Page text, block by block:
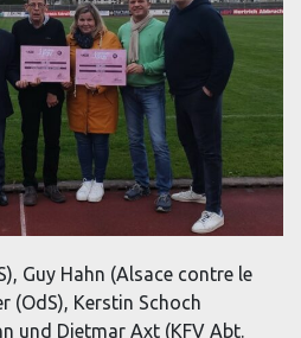
Guy Hahn (Alsace contre le
(OdS), Kerstin Schoch
und Dietmar Axt (KFV Abt.